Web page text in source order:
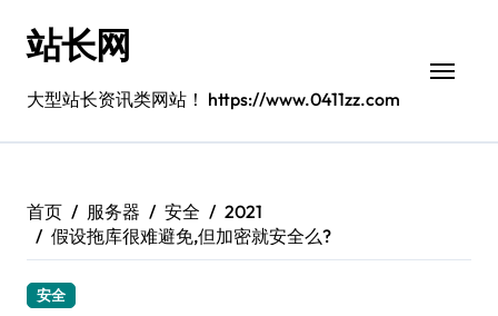
站长网
大型站长资讯类网站！ https://www.0411zz.com
首页 服务器 安全
2021
假设拖库很难避免,但加密就安全么?
安全